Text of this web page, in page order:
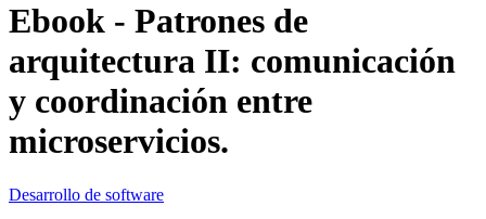
Ebook - Patrones de
arquitectura II: comunicación
y coordinación entre
microservicios.
Desarrollo de software